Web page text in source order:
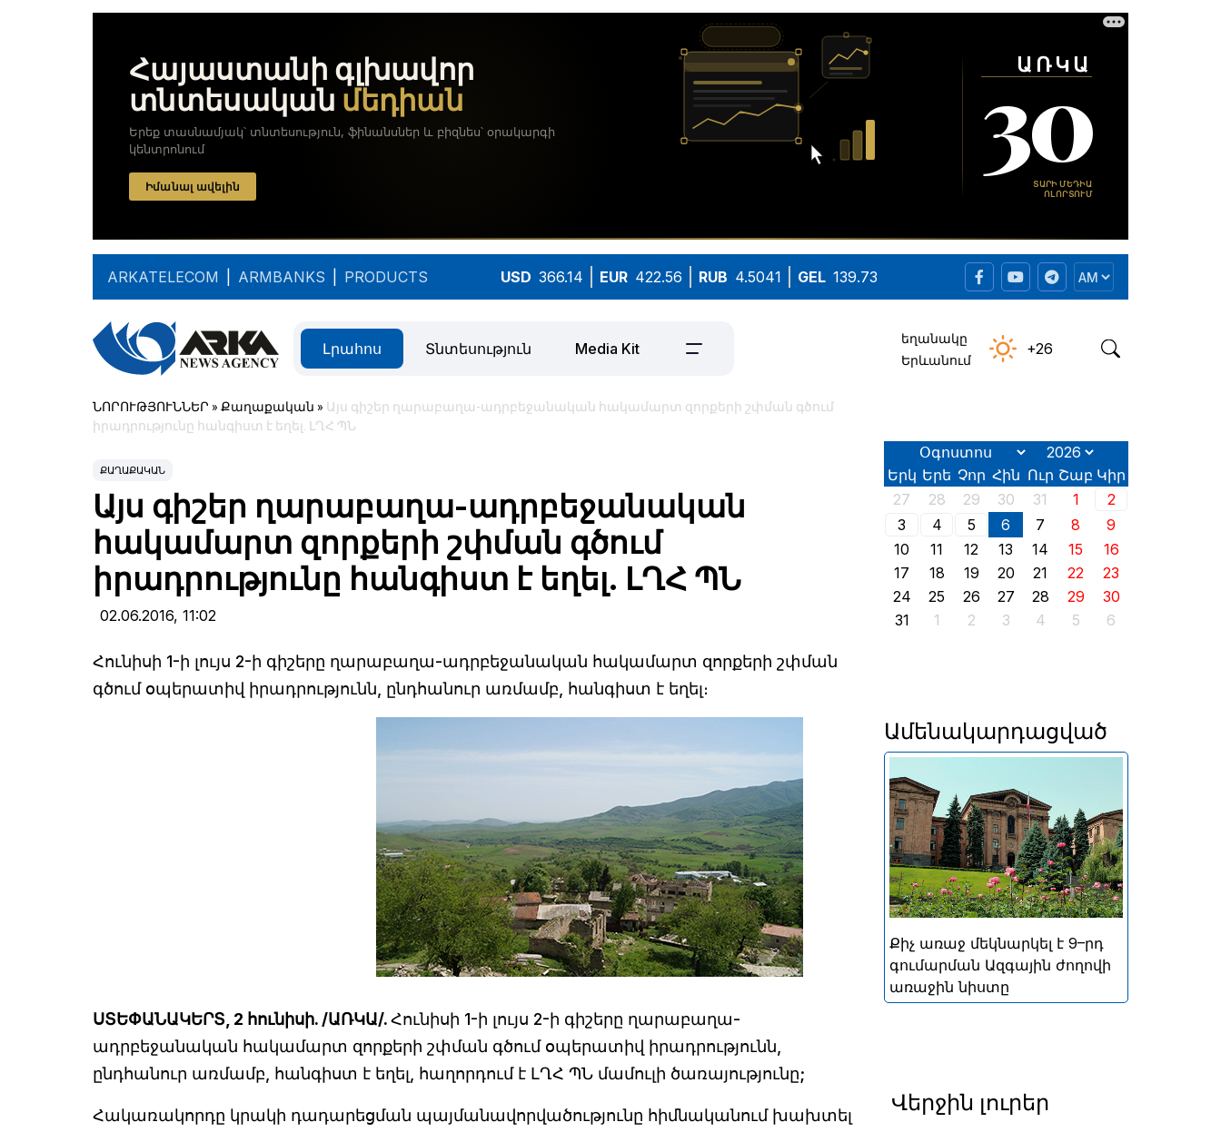
ARKATELECOM ARMBANKS PRODUCTS USD 366.14 EUR 422.56 RUB 4.5041 GEL 139.73
Լրահոս Տնտեսություն Media Kit
եղանակը
Երևանում
+26
ՆՈՐՈՒԹՅՈՒՆՆԵՐ » Քաղաքական » Այս գիշեր ղարաբաղա-ադրբեջանական հակամարտ զորքերի շփման գծում
իրադրությունը հանգիստ է եղել. ԼՂՀ ՊՆ
ՔԱՂԱՔԱԿԱՆ
Այս գիշեր ղարաբաղա-ադրբեջանական
հակամարտ զորքերի շփման գծում
իրադրությունը հանգիստ է եղել. ԼՂՀ ՊՆ
02.06.2016, 11:02
Հունիսի 1-ի լույս 2-ի գիշերը ղարաբաղա-ադրբեջանական հակամարտ զորքերի շփման
գծում օպերատիվ իրադրությունն, ընդհանուր առմամբ, հանգիստ է եղել։
ՍՏԵՓԱՆԱԿԵՐՏ, 2 հունիսի. /ԱՌԿԱ/.Հունիսի 1-ի լույս 2-ի գիշերը ղարաբաղա-
ադրբեջանական հակամարտ զորքերի շփման գծում օպերատիվ իրադրությունն,
ընդհանուր առմամբ, հանգիստ է եղել, հաղորդում է ԼՂՀ ՊՆ մամուլի ծառայությունը;
Հակառակորդը կրակի դադարեցման պայմանավորվածությունը հիմնականում խախտել
Երկ Երե Չոր Հին Ուր Շաբ Կիր
27
28 29 30 31 1
2
3
4 5 6 7 8
9
10
11 12 13 14 15
16
17
18 19 20 21 22
23
24
25 26 27 28 29
30
31
1 2 3 4 5 6
Ամենակարդացված
2-ին, իր աշխատանքն է սկսել
2026 թվականի հունիսի 7-ին
կայացած հերթական
խորհրդարանական
ընտրությունների
արդյունքներով ձևավորված
Հայաստանի 9-րդ գումարման
Ազգային ժողովի առաջին
նիստը
Քիչ առաջ մեկնարկել է 9–րդ
գումարման Ազգային ժողովի
առաջին նիստը
Վերջին լուրեր